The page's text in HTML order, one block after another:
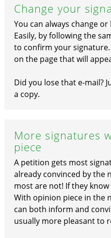
Change your
You can always change
Easily, by following the
to confirm your
on the page that will
Did you lose that e-mail?
a copy.
More signatures
piece
A petition gets most
already convinced by the
most are not! If they
With opinion piece in the
can both inform and
usually more pleasant to